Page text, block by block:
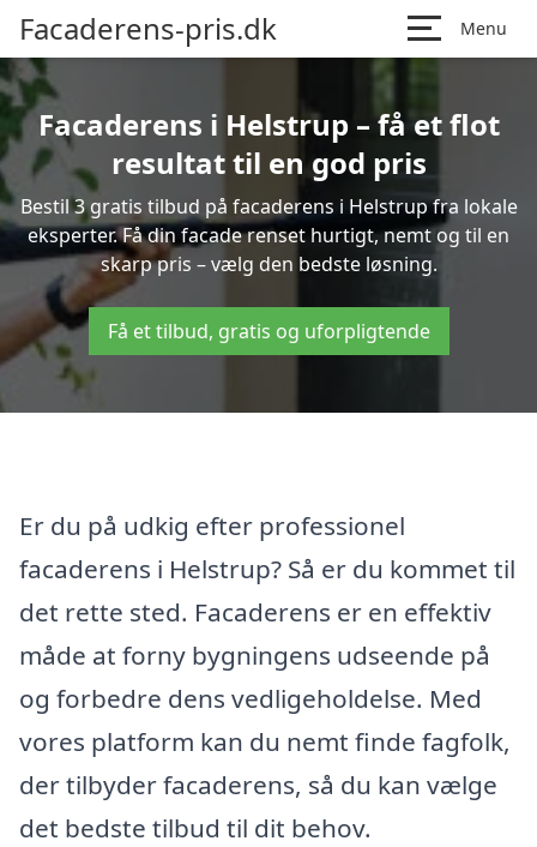
Facaderens-pris.dk Menu
Facaderens i Helstrup – få et flot
resultat til en god pris
Bestil 3 gratis tilbud på facaderens i Helstrup fra lokale
eksperter. Få din facade renset hurtigt, nemt og til en
skarp pris – vælg den bedste løsning.
Få et tilbud, gratis og uforpligtende
Er du på udkig efter professionel
facaderens i Helstrup? Så er du kommet til
det rette sted. Facaderens er en effektiv
måde at forny bygningens udseende på
og forbedre dens vedligeholdelse. Med
vores platform kan du nemt finde fagfolk,
der tilbyder facaderens, så du kan vælge
det bedste tilbud til dit behov.